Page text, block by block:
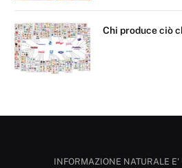
Chi produce ciò
INFORMAZIONE NATURALE E'